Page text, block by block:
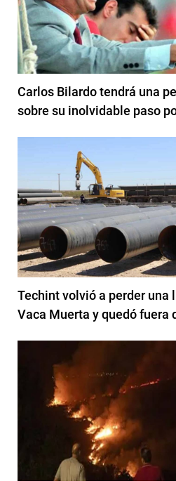
Carlos Bilardo tendrá una
sobre su inolvidable paso
Techint volvió a perder una
Vaca Muerta y quedó fuera